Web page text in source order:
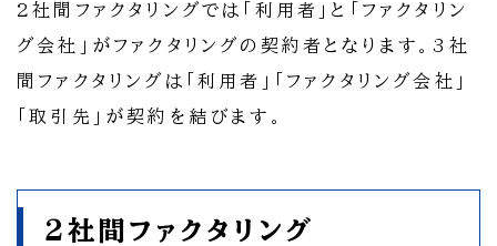
2社間ファクタリングでは「利用者」と「ファクタリン
グ会社」がファクタリングの契約者となります。3社
間ファクタリングは「利用者」「ファクタリング会社」
「取引先」が契約を結びます。
2社間ファクタリング